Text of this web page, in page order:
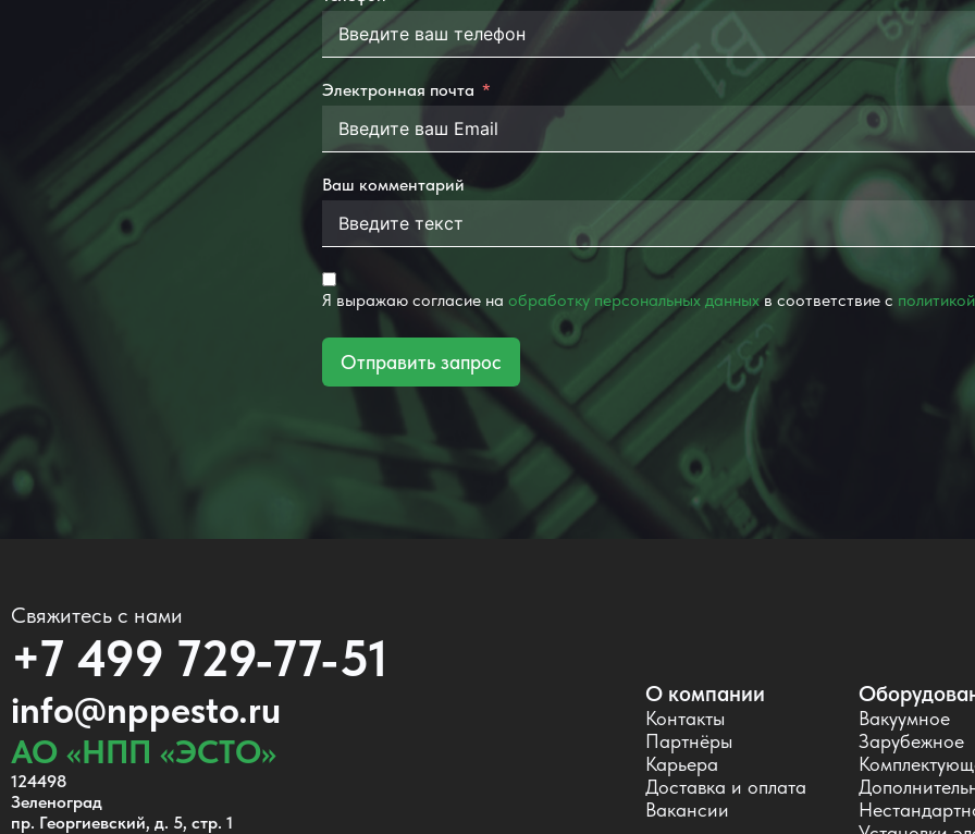
Электронная почта
Ваш комментарий
Я выражаю согласие на обработку персональных данныхв соответствие с
Отправить запрос
Свяжитесь с нами
+7 499 729-77-51
info@nppesto.ru
АО «НПП «ЭСТО»
124498
Зеленоград
пр. Георгиевский, д. 5, стр. 1
О компании
Контакты
Партнёры
Карьера
Доставка и оплата
Вакансии
Вакуумное
Зарубежное